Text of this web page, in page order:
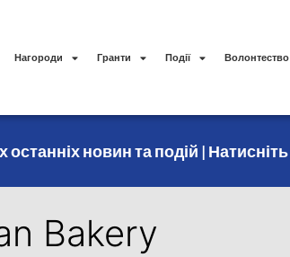
Нагороди Гранти Події Волонтество
останніх новин та подій | Натисніть
Bakery